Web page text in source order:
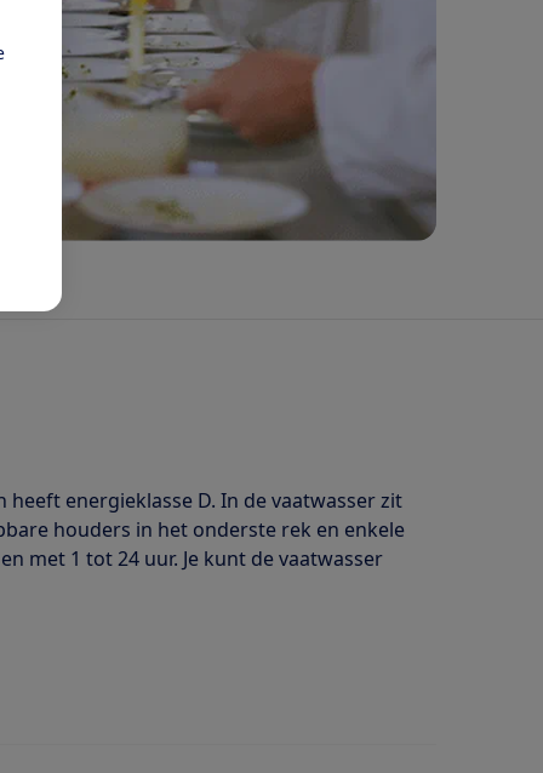
heeft energieklasse D. In de vaatwasser zit
houders in het onderste rek en enkele
met 1 tot 24 uur. Je kunt de vaatwasser